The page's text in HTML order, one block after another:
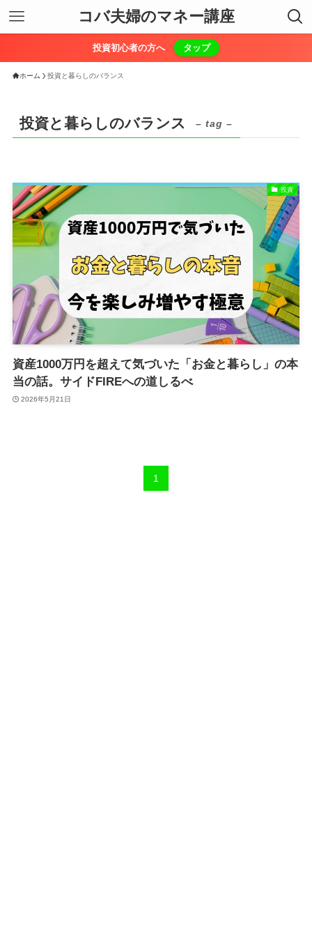
コバ夫婦のマネー講座
投資初心者の方へ タップ
ホーム 投資と暮らしのバランス
投資と暮らしのバランス – tag –
投資
資産1000万円を超えて気づいた「お金と暮らし」の本
当の話。サイドFIREへの道しるべ
2026年5月21日
1